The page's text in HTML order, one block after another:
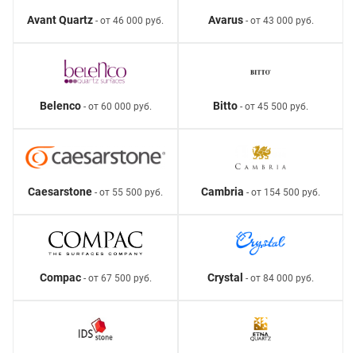
Avant Quartz - от 46 000 руб. Avarus- от 43 000 руб.
Belenco- от 60 000 руб. Bitto - от 45 500 руб.
Caesarstone - от 55 500 руб. Cambria - от 154 500 руб.
Compac- от 67 500 руб. Crystal - от 84 000 руб.